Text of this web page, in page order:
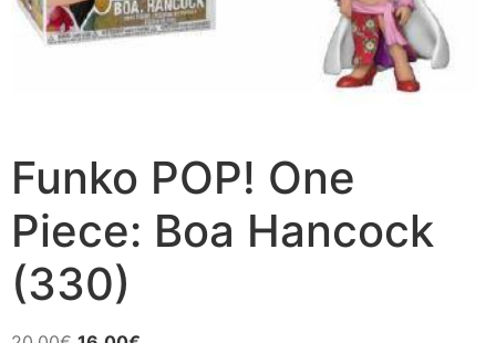
Funko POP! One
Piece: Boa Hancock
(330)